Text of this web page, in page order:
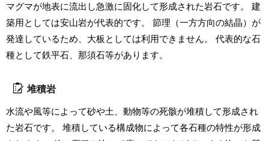
マグマが地表に流出し急激に固化して形成された岩石です。 建
築用としては安山岩が代表的です。 節理（一方方向の結晶）が
発達しているため、大板としては利用できません。 代表的な石
種として鉄平石、那須石等があります。
堆積岩
水流や風等によって砂や土、動物等の死骸が堆積して形成され
た岩石です。 堆積している構成物によって各石種の特性が形成